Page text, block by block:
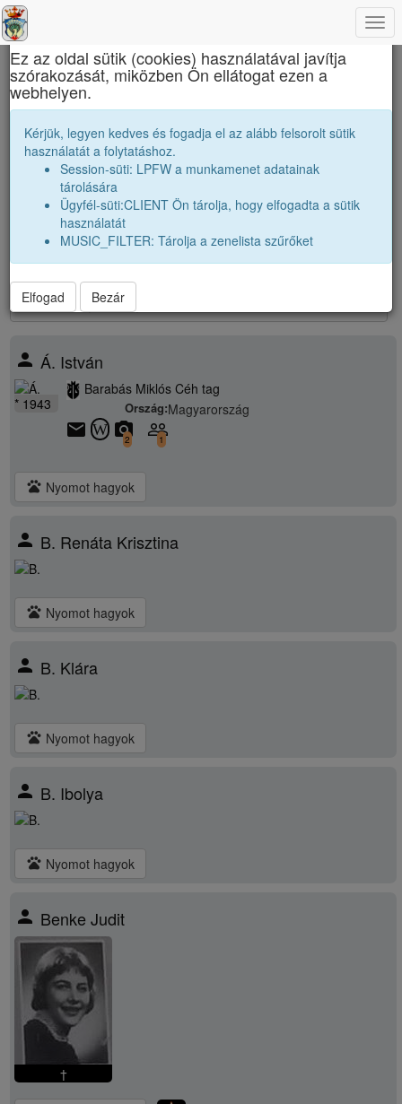
Református Kollégium
1960 11D Osztályfőnök: Kocsis István
Névsor bővítése új véndiákkal
Véndiákok száma:38
nagyobbak |1959 11A
párhuzamos|1960 11A|1960 11B|
kissebbek |1961 11B
38találat
person Á. István
* 1943
Barabás Miklós Céh tag
Ország:Magyarország
email W camera_alt
2 people_outline
1
pets Nyomot hagyok
person B. Renáta Krisztina
pets Nyomot hagyok
person B. Klára
pets Nyomot hagyok
person B. Ibolya
pets Nyomot hagyok
person Benke Judit
†
×
Ez az oldal sütik (cookies) használatával javítja
szórakozását, miközben Ön ellátogat ezen a
webhelyen.
Kérjük, legyen kedves és fogadja el az alább felsorolt sütik
használatát a folytatáshoz.
Session-süti: LPFW a munkamenet adatainak
tárolására
Ügyfél-süti:CLIENT Ön tárolja, hogy elfogadta a sütik
használatát
MUSIC_FILTER: Tárolja a zenelista szűrőket
Elfogad Bezár